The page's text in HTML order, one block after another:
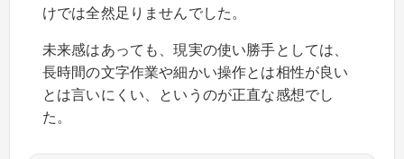
けでは全然足りませんでした。
未来感はあっても、現実の使い勝手としては、
長時間の文字作業や細かい操作とは相性が良い
とは言いにくい、というのが正直な感想でし
た。